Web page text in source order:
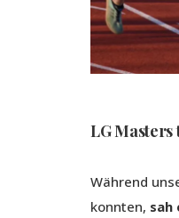
LG
Während
konnten, sah